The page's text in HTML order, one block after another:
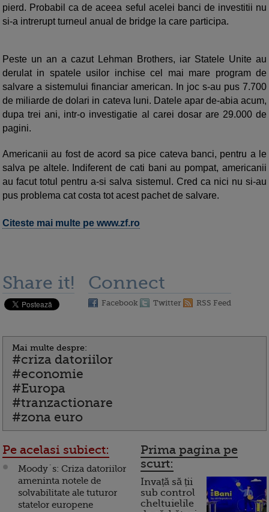
pierd. Probabil ca de aceea seful acelei banci de investitii nu
si-a intrerupt turneul anual de bridge la care participa.
Peste un an a cazut Lehman Brothers, iar Statele Unite au
derulat in spatele usilor inchise cel mai mare program de
salvare a sistemului financiar american. In joc s-au pus 7.700
de miliarde de dolari in cateva luni. Datele apar de-abia acum,
dupa trei ani, intr-o investigatie al carei dosar are 29.000 de
pagini.
Americanii au fost de acord sa pice cateva banci, pentru a le
salva pe altele. Indiferent de cati bani au pompat, americanii
au facut totul pentru a-si salva sistemul. Cred ca nici nu si-au
pus problema cat costa tot acest pachet de salvare.
Citeste mai multe pe www.zf.ro
Share it! Connect
Facebook Twitter RSS Feed
Mai multe despre:
#criza datoriilor
#economie
#Europa
#tranzactionare
#zona euro
Pe acelasi subiect:
Moody`s: Criza datoriilor
ameninta notele de
solvabilitate ale tuturor
statelor europene
Prima pagina pe
scurt:
Invață să ții
sub control
cheltuielile